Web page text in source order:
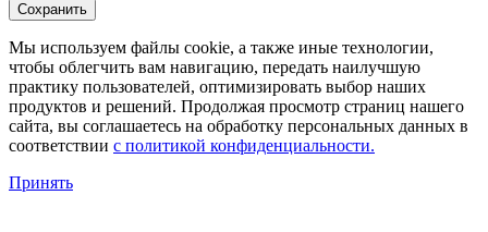
Сохранить
Мы используем файлы cookie, а также иные технологии,
чтобы облегчить вам навигацию, передать наилучшую
практику пользователей, оптимизировать выбор наших
продуктов и решений. Продолжая просмотр страниц нашего
сайта, вы соглашаетесь на обработку персональных данных в
соответствии с политикой конфиденциальности.
Принять